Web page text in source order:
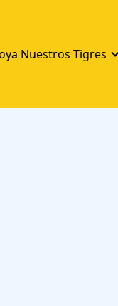
Nuestros Tigres